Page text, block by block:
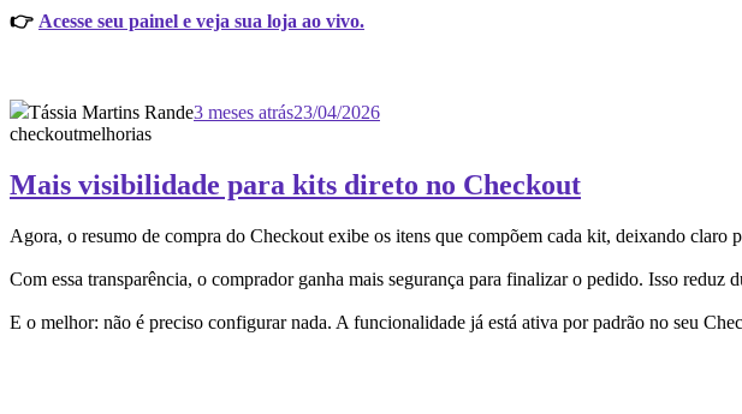
👉 Acesse seu painel e veja sua loja ao vivo.
Tássia Martins Rande3 meses atrás23/04/2026
checkoutmelhorias
Mais visibilidade para kits direto no Checkout
Agora, o resumo de compra do Checkout exibe os itens que compõem cada kit, deixando claro
Com essa transparência, o comprador ganha mais segurança para finalizar o pedido. Isso
E o melhor: não é preciso configurar nada. A funcionalidade já está ativa por padrão no seu